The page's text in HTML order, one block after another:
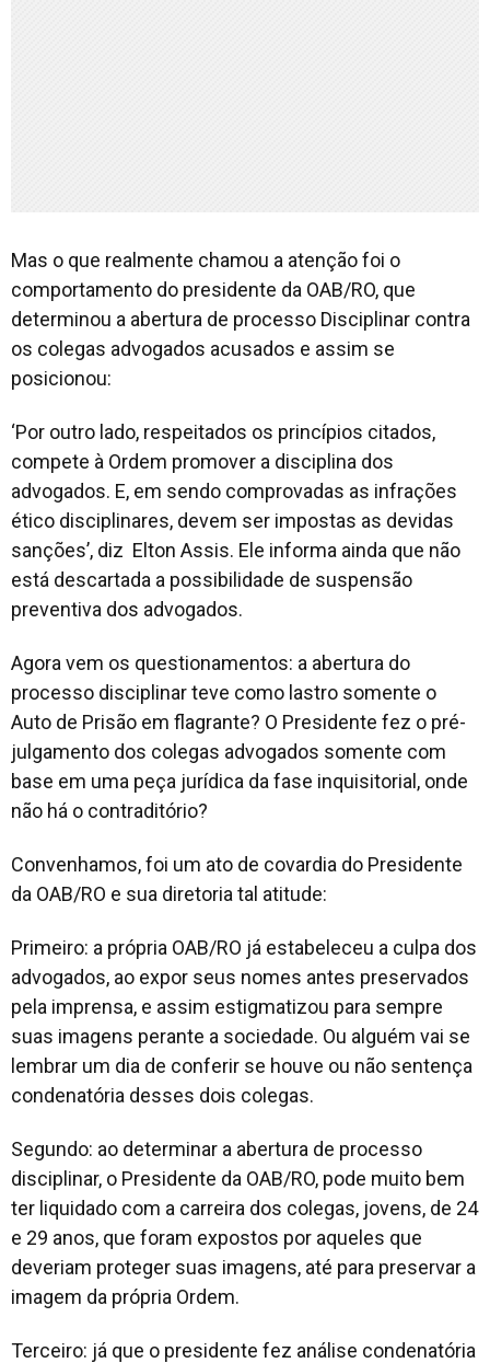
Mas o que realmente chamou a atenção foi o
comportamento do presidente da OAB/RO, que
determinou a abertura de processo Disciplinar contra
os colegas advogados acusados e assim se
posicionou:
‘Por outro lado, respeitados os princípios citados,
compete à Ordem promover a disciplina dos
advogados. E, em sendo comprovadas as infrações
ético disciplinares, devem ser impostas as devidas
sanções’, diz Elton Assis. Ele informa ainda que não
está descartada a possibilidade de suspensão
preventiva dos advogados.
Agora vem os questionamentos: a abertura do
processo disciplinar teve como lastro somente o
Auto de Prisão em flagrante? O Presidente fez o pré-
julgamento dos colegas advogados somente com
base em uma peça jurídica da fase inquisitorial, onde
não há o contraditório?
Convenhamos, foi um ato de covardia do Presidente
da OAB/RO e sua diretoria tal atitude:
Primeiro: a própria OAB/RO já estabeleceu a culpa dos
advogados, ao expor seus nomes antes preservados
pela imprensa, e assim estigmatizou para sempre
suas imagens perante a sociedade. Ou alguém vai se
lembrar um dia de conferir se houve ou não sentença
condenatória desses dois colegas.
Segundo: ao determinar a abertura de processo
disciplinar, o Presidente da OAB/RO, pode muito bem
ter liquidado com a carreira dos colegas, jovens, de 24
e 29 anos, que foram expostos por aqueles que
deveriam proteger suas imagens, até para preservar a
imagem da própria Ordem.
Terceiro: já que o presidente fez análise condenatória